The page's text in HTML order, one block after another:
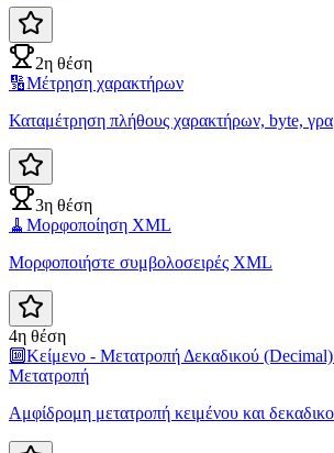
2η θέση
🔢Μέτρηση χαρακτήρων
Καταμέτρηση πλήθους χαρακτήρων, byte,
3η θέση
🧹 Μορφοποίηση XML
Μορφοποιήστε συμβολοσειρές XML
4η θέση
🔟Κείμενο - Μετατροπή Δεκαδικού (Decimal)
Μετατροπή
Αμφίδρομη μετατροπή κειμένου και